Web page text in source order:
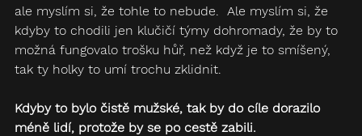
ale myslím si, že tohle to nebude.  Ale myslím si, že
kdyby to chodili jen klučičí týmy dohromady, že by to
možná fungovalo trošku hůř, než když je to smíšený,
tak ty holky to umí trochu zklidnit.
Kdyby to bylo čistě mužské, tak by do cíle dorazilo
méně lidí, protože by se po cestě zabili.